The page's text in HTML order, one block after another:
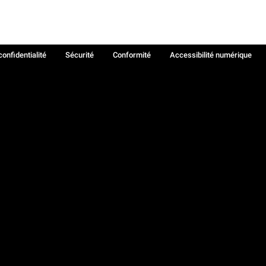
Sécurité Conformité
Accessibilité numérique